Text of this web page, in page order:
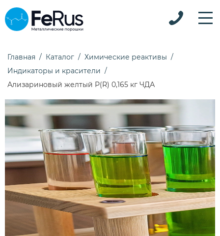
Главная Каталог
Химические реактивы
Индикаторы и красители
Ализариновый желтый Р(R) 0,165 кг ЧДА